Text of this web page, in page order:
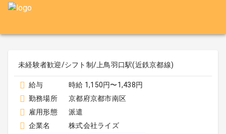
未経験者歓迎/シフト制/上鳥羽口駅(近鉄京都線)
給与
時給 1,150円〜1,438円
勤務場所
京都府京都市南区
雇用形態
派遣
企業名
株式会社ライズ